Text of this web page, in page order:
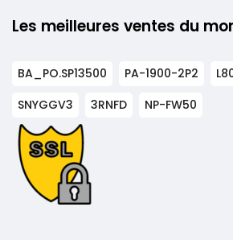
Les meilleures ventes du
BA_PO.SP13500 PA-1900-2P2
SNYGGV3
3RNFD NP-FW50